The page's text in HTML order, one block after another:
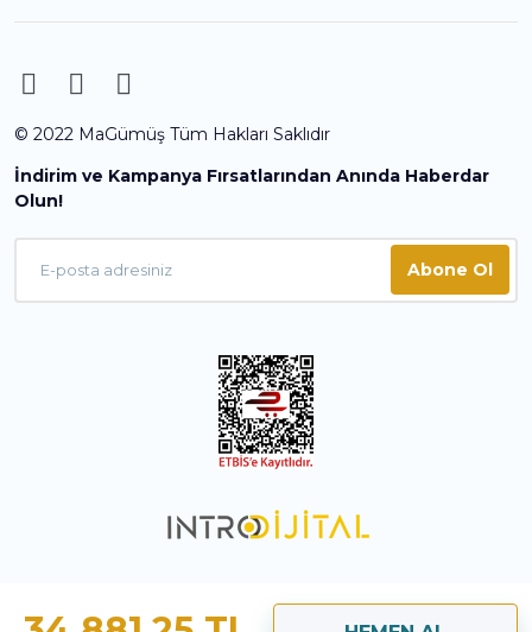
© 2022 MaGümüş Tüm Hakları Saklıdır
İndirim ve Kampanya Fırsatlarından Anında Haberdar
Olun!
Abone Ol